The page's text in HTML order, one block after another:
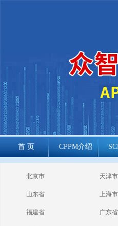
首 页 CPPM介绍
cppm报考常见
问题
北京市 天津市
山东省 上海市
福建省 广东省